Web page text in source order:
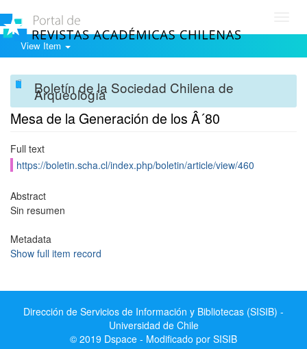
View Item
Boletín de la Sociedad Chilena de
Arqueología
Mesa de la Generación de los Â´80
Full text
https://boletin.scha.cl/index.php/boletin/article/view/460
Abstract
Sin resumen
Metadata
Show full item record
Dirección de Servicios de Información y Bibliotecas (SISIB) -
Universidad de Chile
© 2019 Dspace - Modificado por SISIB